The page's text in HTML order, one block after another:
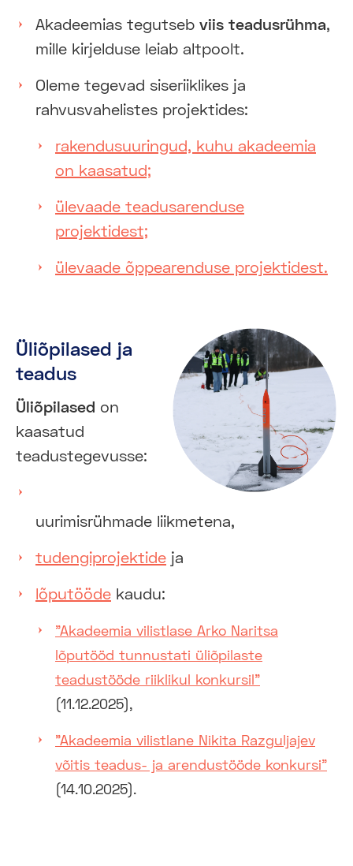
Akadeemias tegutseb viis teadusrühma,
mille kirjelduse leiab altpoolt.
Oleme tegevad siseriiklikes ja
rahvusvahelistes projektides:
rakendusuuringud, kuhu akadeemia
on kaasatud;
ülevaade teadusarenduse
projektidest;
ülevaade õppearenduse projektidest.
Üliõpilased ja
teadus
Üliõpilased on
kaasatud
teadustegevusse:
uurimisrühmade liikmetena,
tudengiprojektide ja
lõputööde kaudu:
"Akadeemia vilistlase Arko Naritsa
lõputööd tunnustati üliõpilaste
teadustööde riiklikul konkursil"
(11.12.2025),
"Akadeemia vilistlane Nikita Razguljajev
võitis teadus- ja arendustööde konkursi"
(14.10.2025).